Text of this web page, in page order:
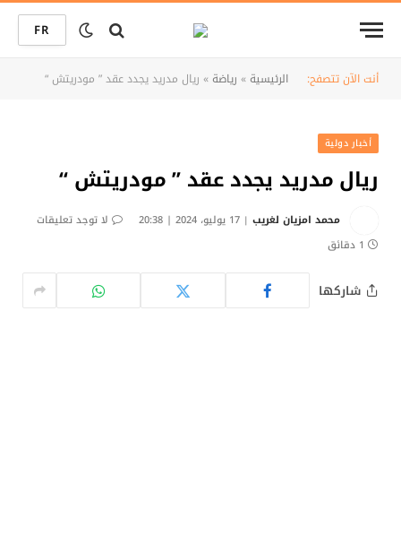
FR
أنت الآن تتصفح: الرئيسية» رياضة» ريال مدريد يجدد عقد ” مودريتش “
أخبار دولية
ريال مدريد يجدد عقد ” مودريتش “
محمد امزيان لغريب 17 يوليو، 2024 | 20:38
لا توجد تعليقات
1 دقائق
شاركها